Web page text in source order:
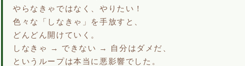
やらなきゃではなく、やりたい！
色々な「しなきゃ」を手放すと、
どんどん開けていく。
しなきゃ → できない → 自分はダメだ、
というループは本当に悪影響でした。